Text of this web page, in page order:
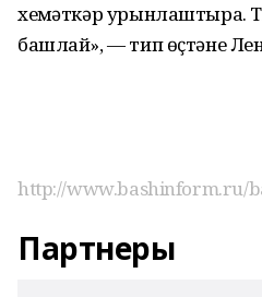
хеҙмәткәр урынлаштыра.
башлай», — тип өҫтәне
http://www.bashinform.ru/
Партнеры